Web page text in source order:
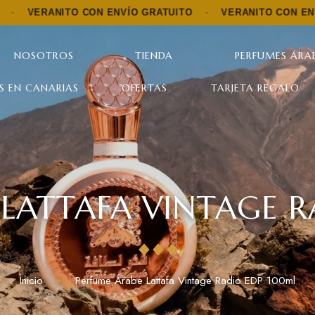
CON ENVÍO GRATUITO · VERANITO CON ENVÍO
NOSOTROS TIENDA PERFUMES
EN CANARIAS OFERTAS TARJETA REGALO
VINTAGE
Inicio Perfume Árabe Lattafa Vintage Radio EDP 100ml